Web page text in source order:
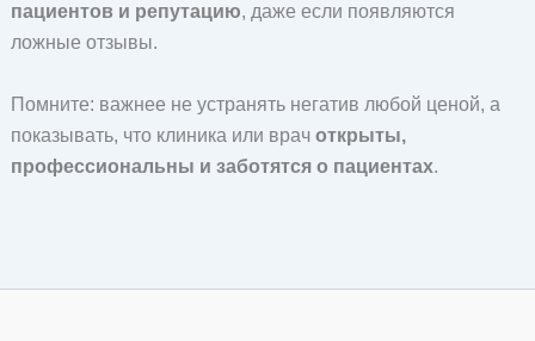
пациентов и репутацию, даже если появляются
ложные отзывы.
Помните: важнее не устранять негатив любой ценой, а
показывать, что клиника или врач открыты,
профессиональны и заботятся о пациентах.